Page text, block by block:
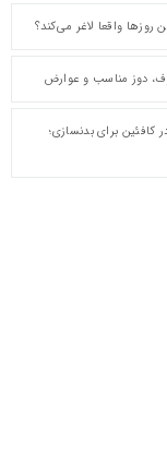
واقعا لاغر می‌کند؟
دوز مناسب و عوارض
کافئین برای بدنسازی؛